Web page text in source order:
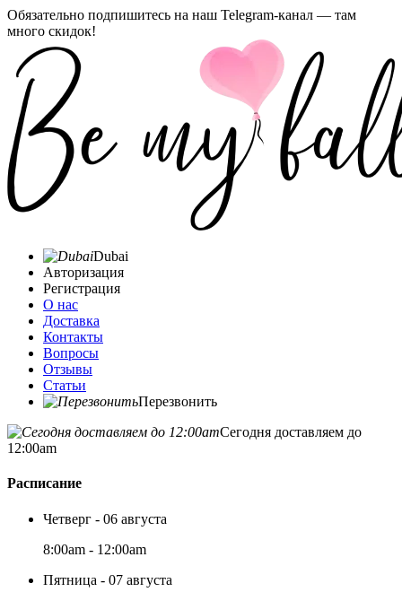
Обязательно подпишитесь на наш Telegram-канал — там
много скидок!
Dubai
Авторизация
Регистрация
О нас
Доставка
Контакты
Вопросы
Отзывы
Статьи
Перезвонить
Сегодня доставляем до
12:00am
Расписание
Четверг - 06 августа
8:00am - 12:00am
Пятница - 07 августа